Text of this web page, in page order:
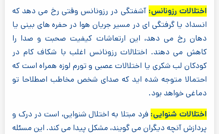
اختلالات رزونانس: آشفتگی در رزونانس وقتی رخ می دهد که
انسداد یا گرفتگی ای در مسیر جریان هوا در حفره های بینی یا
دهان رخ می دهد، این ارتعاشات کیفیت صحبت و صدا را
کاهش می دهند. اختلالات رزونانس اغلب با شکاف کام در
کودکان لب شکری یا اختلالات عصبی و تورم لوزه همراه است که
احتمالا متوجه شده اید که صدای شخص مخاطب اصطلاحا تو
دماغی خواهد بود.
اختلالات شنوایی: فرد مبتلا به اختلال شنوایی، است در درک و
پردازش آنچه دیگران می گویند، مشکل پیدا می کند. این مسئله